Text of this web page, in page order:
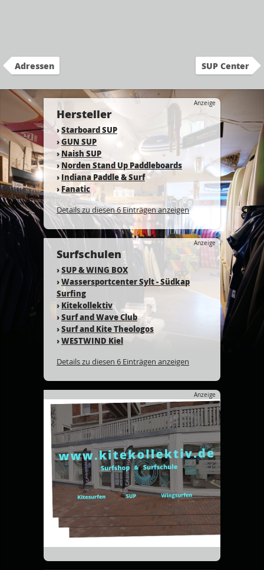
Adressen SUP Center
Anzeige
Hersteller
›Starboard SUP
›GUN SUP
› Naish SUP
›Norden Stand Up Paddleboards
› Indiana Paddle & Surf
› Fanatic
Details zu diesen 6 Einträgen anzeigen
Anzeige
Surfschulen
›SUP & WING BOX
›Wassersportcenter Sylt - Südkap
Surfing
› Kitekollektiv
›Surf and Wave Club
›Surf and Kite Theologos
›WESTWIND Kiel
Details zu diesen 6 Einträgen anzeigen
Anzeige